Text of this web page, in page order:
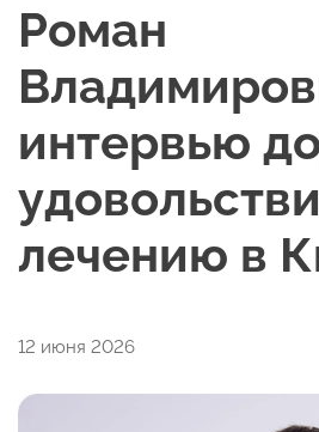
Роман
интервью
лечению в
12 июня 2026